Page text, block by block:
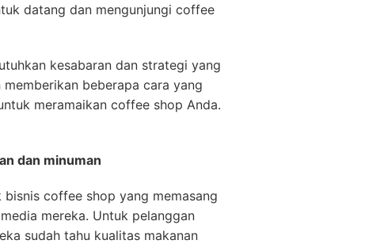
datang dan mengunjungi coffee
kesabaran dan strategi yang
beberapa cara yang
meramaikan coffee shop Anda.
dan minuman
coffee shop yang memasang
mereka. Untuk pelanggan
sudah tahu kualitas makanan